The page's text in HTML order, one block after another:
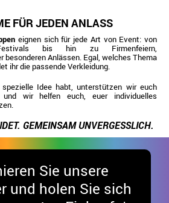
FÜR JEDEN ANLASS
eignen sich für jede Art von Event: von
bis hin zu Firmenfeiern,
besonderen Anlässen. Egal, welches Thema
ihr die passende Verkleidung.
Idee habt, unterstützen wir euch
wir helfen euch, euer individuelles
GEMEINSAM UNVERGESSLICH.
Sie unsere
und holen Sie sich